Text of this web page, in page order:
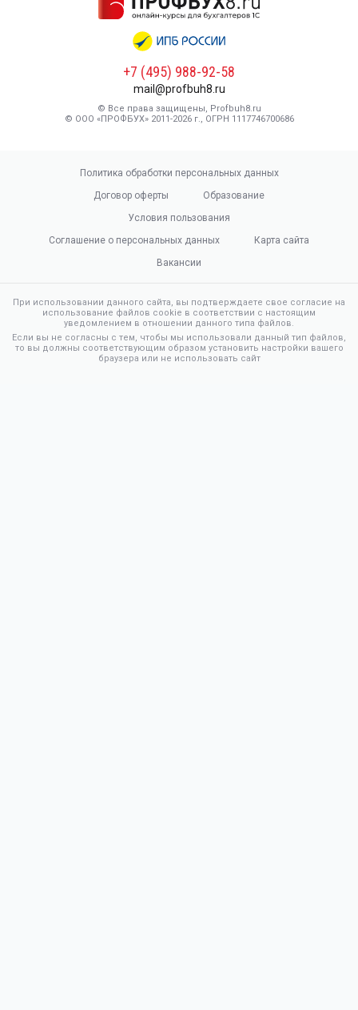
+7 (495) 988-92-58
mail@profbuh8.ru
© Все права защищены, Profbuh8.ru
© ООО «ПРОФБУХ» 2011-2026 г., ОГРН 1117746700686
Политика обработки персональных данных
Договор оферты
Образование
Условия пользования
Соглашение о персональных данных
Карта сайта
Вакансии
При использовании данного сайта, вы подтверждаете свое согласие на
использование файлов cookie в соответствии с настоящим
уведомлением в отношении данного типа файлов.
Если вы не согласны с тем, чтобы мы использовали данный тип файлов,
то вы должны соответствующим образом установить настройки вашего
браузера или не использовать сайт